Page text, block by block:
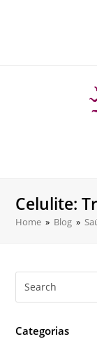
Celulite:
Home » Blog »
Categorias